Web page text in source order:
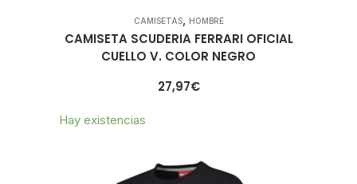
CAMISETAS, HOMBRE
CAMISETA SCUDERIA FERRARI OFICIAL
CUELLO V. COLOR NEGRO
27,97€
Hay existencias